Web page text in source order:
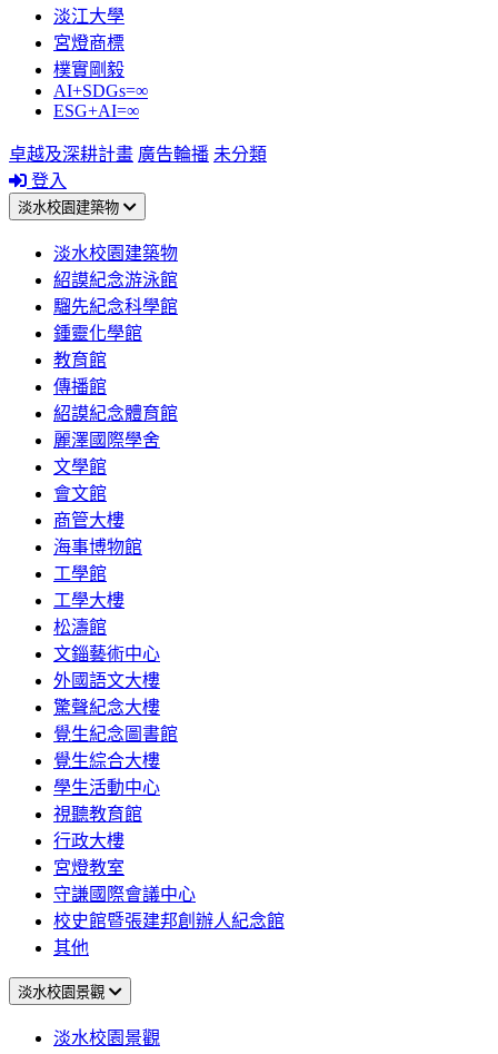
淡江大學
宮燈商標
樸實剛毅
AI+SDGs=∞
ESG+AI=∞
卓越及深耕計畫 廣告輪播 未分類
登入
淡水校園建築物
淡水校園建築物
紹謨紀念游泳館
騮先紀念科學館
鍾靈化學館
教育館
傳播館
紹謨紀念體育館
麗澤國際學舍
文學館
會文館
商管大樓
海事博物館
工學館
工學大樓
松濤館
文錙藝術中心
外國語文大樓
驚聲紀念大樓
覺生紀念圖書館
覺生綜合大樓
學生活動中心
視聽教育館
行政大樓
宮燈教室
守謙國際會議中心
校史館暨張建邦創辦人紀念館
其他
淡水校園景觀
淡水校園景觀